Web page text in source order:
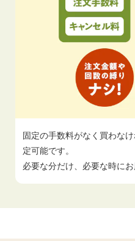
固定の手数料がなく買わな
定可能です。
必要な分だけ、必要な時にお